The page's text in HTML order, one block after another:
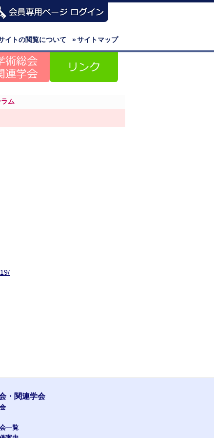
»サイトマップ
イトの閲覧について
ム
・関連学会
一覧